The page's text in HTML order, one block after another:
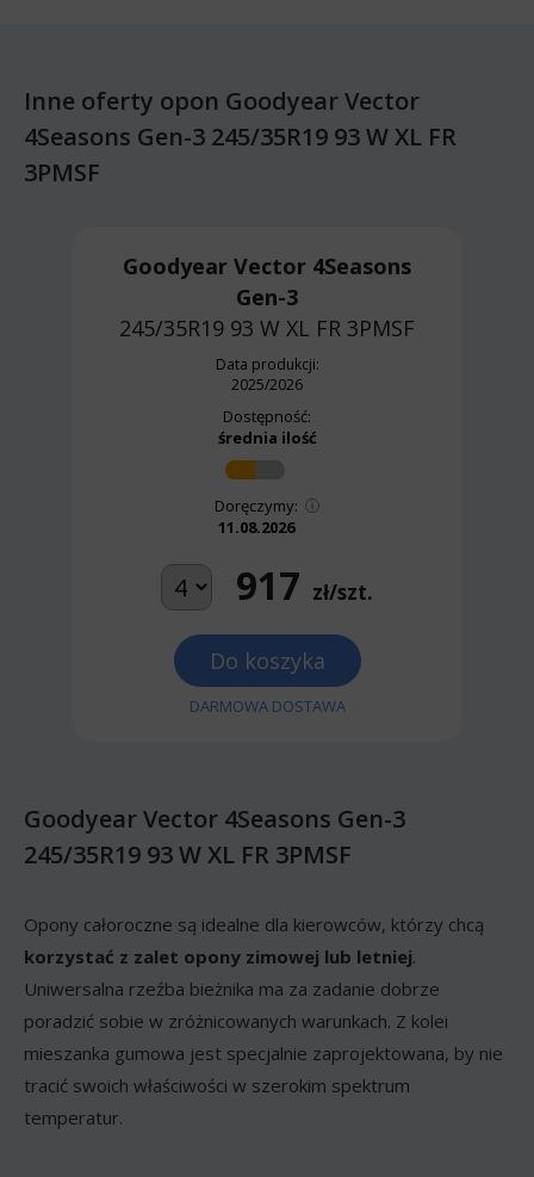
Inne oferty opon Goodyear Vector
4Seasons Gen-3 245/35R19 93 W XL FR
3PMSF
Goodyear Vector 4Seasons
Gen-3
245/35R19 93 W XL FR 3PMSF
Data produkcji:
2025/2026
Dostępność:
średnia ilość
Doręczymy:
11.08.2026
917 zł/szt.
Do koszyka
DARMOWA DOSTAWA
Goodyear Vector 4Seasons Gen-3
245/35R19 93 W XL FR 3PMSF
Opony całoroczne są idealne dla kierowców, którzy chcą
korzystać z zalet opony zimowej lub letniej.
Uniwersalna rzeźba bieżnika ma za zadanie dobrze
poradzić sobie w zróżnicowanych warunkach. Z kolei
mieszanka gumowa jest specjalnie zaprojektowana, by nie
tracić swoich właściwości w szerokim spektrum
temperatur.